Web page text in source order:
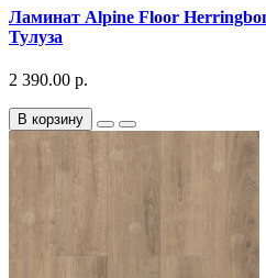
Ламинат Alpine Floor
Тулуза
2 390.00 р.
В корзину